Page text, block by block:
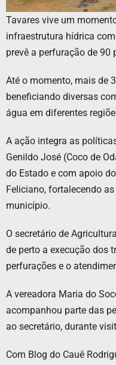
Tavares vive um
infraestrutura hídrica
prevê a perfuração de
Até o momento, mais de
beneficiando diversas
água em diferentes
A ação integra as
Genildo José (Coco de
do Estado e com apoio
Feliciano, fortalecendo
município.
O secretário de
de perto a execução dos
perfurações e o
A vereadora Maria do
acompanhou parte das
ao secretário, durante
Com Blog do Cauê